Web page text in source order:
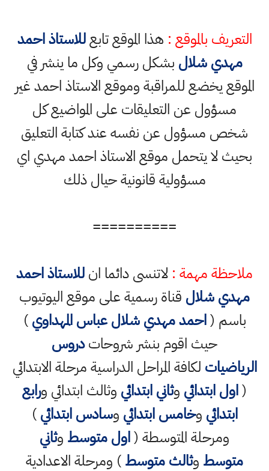
التعريف بالموقع : هذا الموقع تابعللاستاذ احمد
مهدي شلال بشكل رسمي وكل ما ينشر في
الموقع يخضع للمراقبة وموقع الاستاذ احمد غير
مسؤول عن التعليقات على المواضيع كل
شخص مسؤول عن نفسه عند كتابة التعليق
بحيث لا يتحمل موقع الاستاذ احمد مهدي اي
مسؤولية قانونية حيال ذلك
==========
ملاحظة مهمة : لاتنسى دائما انللاستاذ احمد
مهدي شلال قناة رسمية على موقع اليوتيوب
باسم (احمد مهدي شلال عباس المهداوي)
حيث اقوم بنشر شروحاتدروس
الرياضيات لكافة المراحل الدراسية مرحلة الابتدائي
(اول ابتدائي وثاني ابتدائي وثالث ابتدائي ورابع
ابتدائي وخامس ابتدائي وسادس ابتدائي)
ومرحلة المتوسطة (اول متوسط وثاني
متوسط وثالث متوسط) ومرحلة الاعدادية